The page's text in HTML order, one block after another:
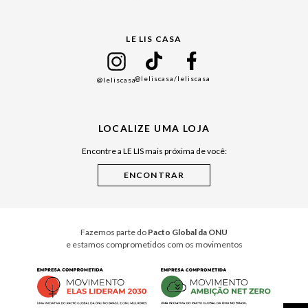
Cuidados Casa
LE LIS CASA
@leliscasa@leliscasa/leliscasa
LOCALIZE UMA LOJA
Encontre a LE LIS mais próxima de você:
Fazemos parte do Pacto Global da ONU
e estamos comprometidos com os movimentos